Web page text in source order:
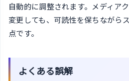
自動的に調整されます。メディア
変更しても、可読性を保ちながら
点です。
よくある誤解